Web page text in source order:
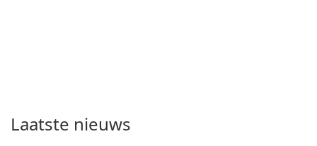
Laatste nieuws